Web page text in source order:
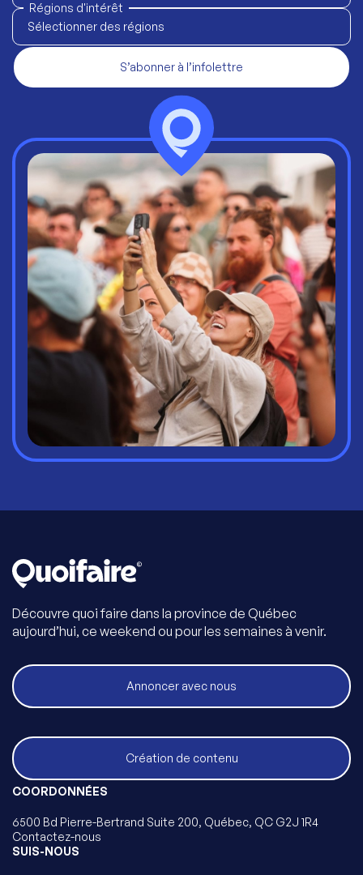
Régions d'intérêt
Sélectionner des régions
S’abonner à l’infolettre
Découvre quoi faire dans la province de Québec
aujourd’hui, ce weekend ou pour les semaines à venir.
Annoncer avec nous
Création de contenu
COORDONNÉES
6500 Bd Pierre-Bertrand Suite 200, Québec, QC G2J 1R4
Contactez-nous
SUIS-NOUS